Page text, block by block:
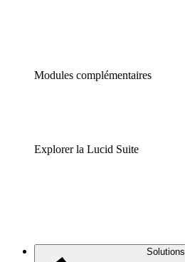
Modules complémentaires
Explorer la Lucid Suite
Solutions